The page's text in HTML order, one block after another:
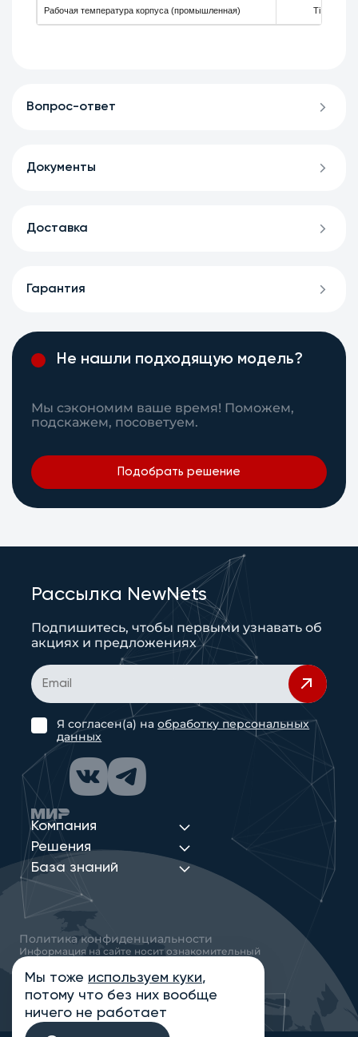
Рабочая температура корпуса (промышленная) Ti
Вопрос-ответ
Документы
Доставка
Гарантия
Не нашли подходящую модель?
Мы сэкономим ваше время! Поможем,
подскажем, посоветуем.
Подобрать решение
Компания
Решения
База знаний
Рассылка NewNets
Подпишитесь, чтобы первыми узнавать об
акциях и предложениях
Я согласен(а) наобработку персональных
данных
Политика конфиденциальности
Информация на сайте носит ознакомительный
характер и не является публичной офертой,
определяемой положениями статьи 437
Гражданского кодекса РФ
© 2013-2026 Новые Сети Интеграция
Мы тоже используем куки,
потому что без них вообще
ничего не работает